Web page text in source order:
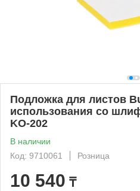
Подложка для листов
использования со
KO-202
В наличии
Код: 9710061
Розница
10 540 ₸